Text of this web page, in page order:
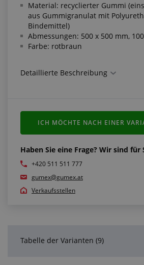
Material: recyclierter Gummi
aus Gummigranulat mit
Bindemittel)
Abmessungen: 500 x 500 mm,
Farbe: rotbraun
Erfüllt die Normen:
Weitere Informationen:
Die vorgebohrten Platten sind
Stifte werden mit der Platte
Schlüsselparameter für die
Sicherheit der stoßdämpfenden
Detaillierte Beschreibung
Haben Sie eine Frage? Wir sind für
+420 511 511 777
gumex@gumex.at
Verkaufsstellen
ICH MÖCHTE NACH EINER
Tabelle der Varianten (9)